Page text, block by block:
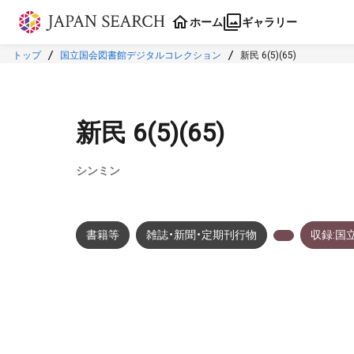
本文に飛ぶ
ホーム ギャラリー
トップ 国立国会図書館デジタルコレクション 新民 6(5)(65)
新民 6(5)(65)
シンミン
書籍等 雑誌・新聞・定期刊行物 収録:国